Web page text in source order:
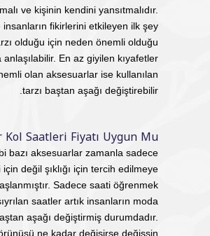
ve kişinin kendini yansıtmalıdır.
insanların fikirlerini etkileyen ilk şey
olduğu için neden önemli olduğu
anlaşılabilir. En az giyilen kıyafetler
olan aksesuarlar ise kullanılan
tarzı baştan aşağı değiştirebilir.
Saatleri Fiyatı Uygun Mu?
bazı aksesuarlar zamanla sadece
değil şıklığı için tercih edilmeye
Sadece saati öğrenmek
saatler artık insanların moda
aşağı değiştirmiş durumdadır.
ne kadar değişirse değişsin